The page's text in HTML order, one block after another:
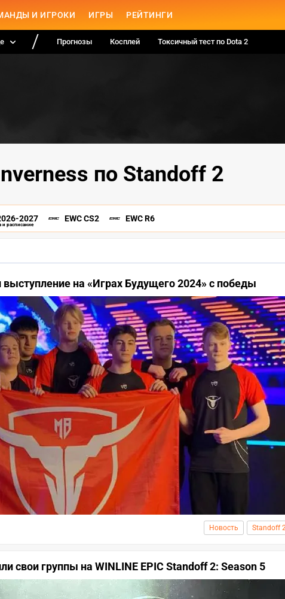
И ИГРОКИ ИГРЫ РЕЙТИНГИ
Прогнозы Косплей Токсичный тест по Dota 2
по Standoff 2
2027
и расписание
EWC CS2 EWC R6
на «Играх Будущего 2024» с победы
Новость Standoff
свои группы на WINLINE EPIC Standoff 2: Season 5